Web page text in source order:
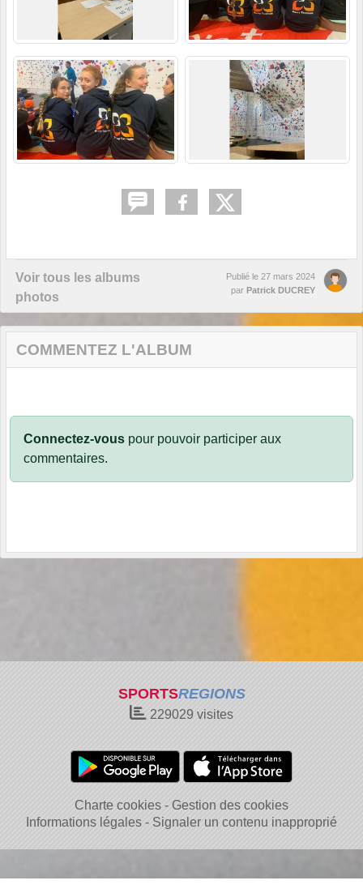
Voir tous les albums
photos
Publié le 27 mars 2024
par Patrick DUCREY
COMMENTEZ L'ALBUM
Connectez-vous pour pouvoir participer aux
commentaires.
SPORTSREGIONS
229029 visites
Charte cookies
Gestion des cookies
Informations légales
Signaler un contenu inapproprié